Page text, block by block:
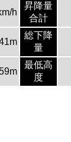
h
昇降量
合計
総下降
量
最低高
度